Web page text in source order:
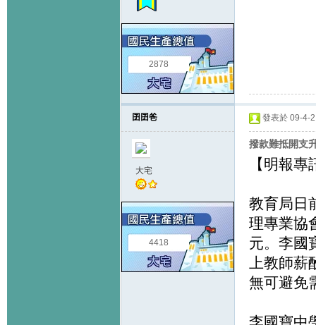
2878
囝囝爸
大宅
4418
發表於 09-4-
撥款難抵開支
【明報
教育局日
理專業協
元。李國
上教師
無可避免